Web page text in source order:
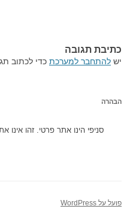
כתיבת תגובה
יש להתחבר למערכת כדי לכתוב
הבהרה
סניפי הינו אתר פרטי. זהו
פועל על WordPress